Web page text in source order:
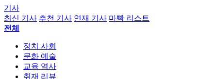
기사
최신 기사 추천 기사 연재 기사 마빡 리스트
전체
정치 사회
문화 예술
교육 역사
취재 리뷰